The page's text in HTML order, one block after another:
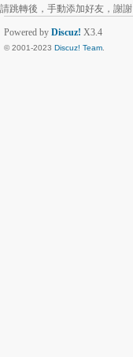
請跳轉後，手動添加好友，謝謝
Powered by Discuz! X3.4
© 2001-2023 Discuz! Team